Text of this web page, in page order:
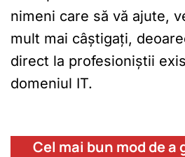
nimeni care să vă ajute,
mult mai câștigați,
direct la profesioniștii
domeniul IT.
Cel mai bun mod de a